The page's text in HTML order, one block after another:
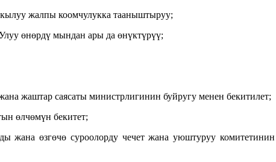
жалпы коомчулукка тааныштыруу;
өнөрдү мындан ары да өнүктүрүү;
жаштар саясаты министрлигинин буйругу менен бекитилет;
өлчөмүн бекитет;
жана өзгөчө суроолорду чечет жана уюштуруу